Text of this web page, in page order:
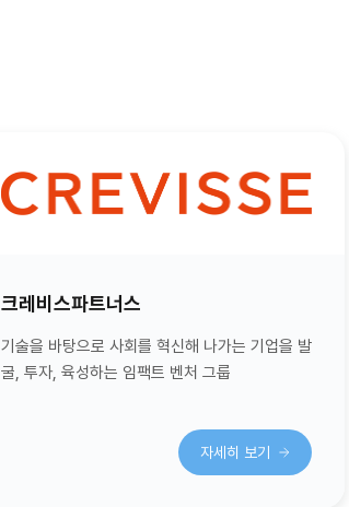
크레비스파트너스
기술을 바탕으로 사회를 혁신해 나가는 기업을 발
굴, 투자, 육성하는 임팩트 벤처 그룹
자세히 보기